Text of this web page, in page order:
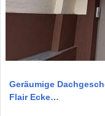
Geräumige
Flair Ecke…